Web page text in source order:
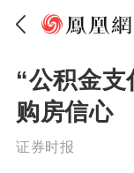
“公积金
购房信心
证券时报